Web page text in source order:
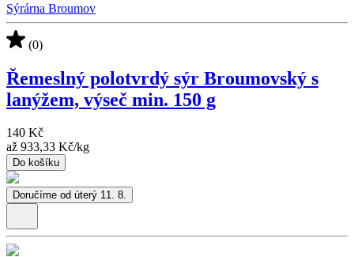
Sýrárna Broumov
(0)
Řemeslný polotvrdý sýr Broumovský s
lanýžem, výseč min. 150 g
140 Kč
až 933,33 Kč/kg
Do košíku
Doručíme od úterý 11. 8.